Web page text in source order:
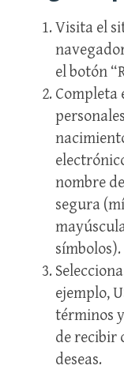
Visita el
el botón
Completa
nombre
segura
símbolos).
ejemplo,
términos
de recibir
deseas.